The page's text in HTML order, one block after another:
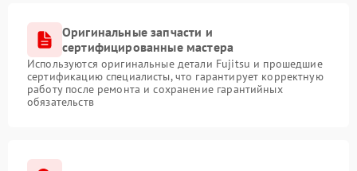
Оригинальные запчасти и
сертифицированные мастера
Используются оригинальные детали Fujitsu и прошедшие
сертификацию специалисты, что гарантирует корректную
работу после ремонта и сохранение гарантийных
обязательств